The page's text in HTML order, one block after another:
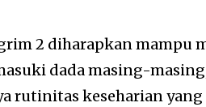
2 diharapkan mampu
dada masing-
rutinitas keseharian